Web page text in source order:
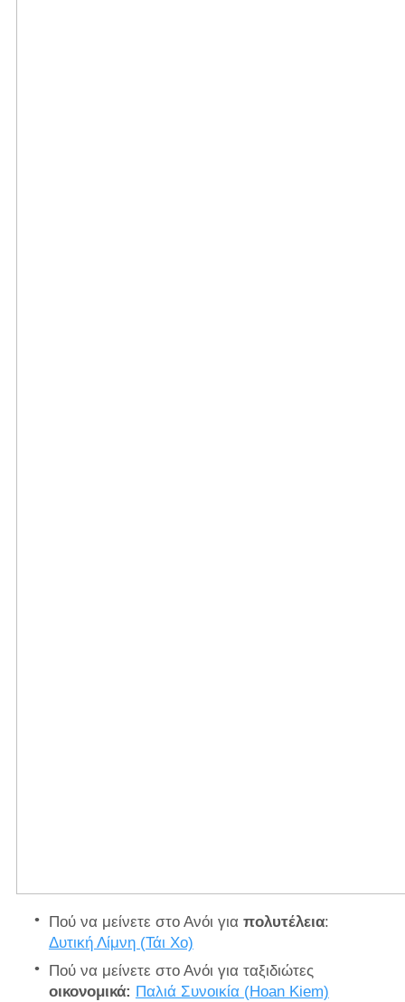
Πού να μείνετε στο Ανόι για πολυτέλεια:
Δυτική Λίμνη (Τάι Χο)
Πού να μείνετε στο Ανόι για ταξιδιώτες
οικονομικά: Παλιά Συνοικία (Hoan Kiem)